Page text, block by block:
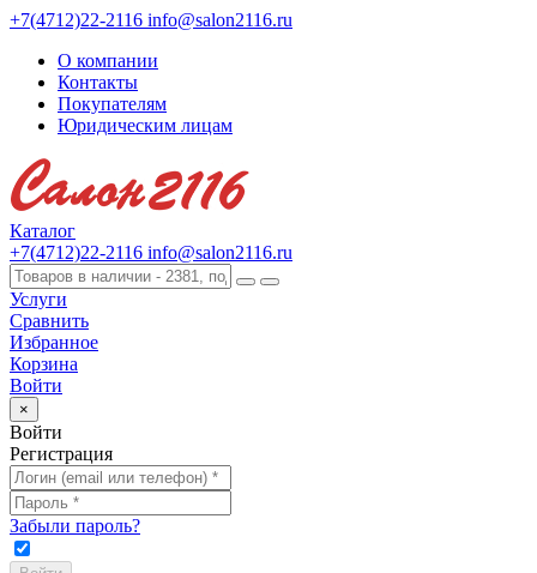
+7(4712)22-2116 info@salon2116.ru
О компании
Контакты
Покупателям
Юридическим лицам
Каталог
+7(4712)22-2116 info@salon2116.ru
Услуги
Сравнить
Избранное
Корзина
Войти
×
Войти
Регистрация
Забыли пароль?